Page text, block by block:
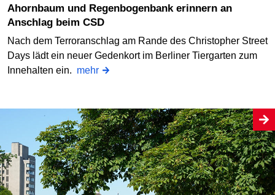
Ahornbaum und Regenbogenbank erinnern an
Anschlag beim CSD
Nach dem Terroranschlag am Rande des Christopher Street
Days lädt ein neuer Gedenkort im Berliner Tiergarten zum
Innehalten ein. mehr